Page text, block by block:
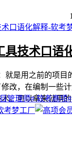
具技术口语
就是用之前的项目
改，在编制一些
。可以拿来就用
管理师# 软考高项